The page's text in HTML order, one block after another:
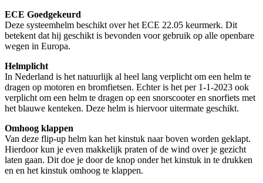
ECE Goedgekeurd
Deze systeemhelm beschikt over het ECE 22.05 keurmerk. Dit
betekent dat hij geschikt is bevonden voor gebruik op alle openbare
wegen in Europa.
Helmplicht
In Nederland is het natuurlijk al heel lang verplicht om een helm te
dragen op motoren en bromfietsen. Echter is het per 1-1-2023 ook
verplicht om een helm te dragen op een snorscooter en snorfiets met
het blauwe kenteken. Deze helm is hiervoor uitermate geschikt.
Omhoog klappen
Van deze flip-up helm kan het kinstuk naar boven worden geklapt.
Hierdoor kun je even makkelijk praten of de wind over je gezicht
laten gaan. Dit doe je door de knop onder het kinstuk in te drukken
en en het kinstuk omhoog te klappen.